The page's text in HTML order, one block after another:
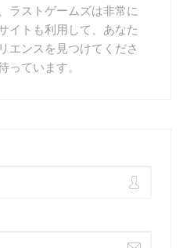
ラストゲームズは非常に
イトも利用して、あなた
エンスを見つけてくださ
っています。